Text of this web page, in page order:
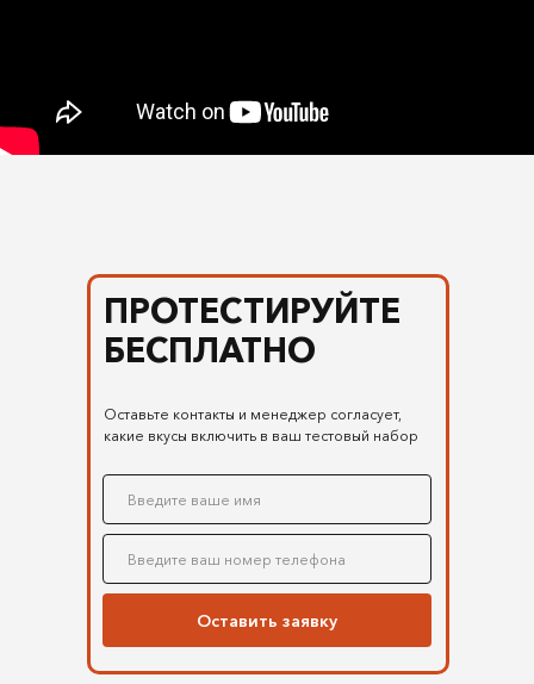
ПРОТЕСТИРУЙТЕ
БЕСПЛАТНО
Оставьте контакты и менеджер согласует,
какие вкусы включить в ваш тестовый набор
Оставить заявку